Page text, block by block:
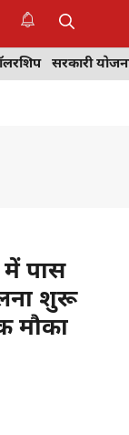
सरकारी
में पास
शुरू
मौका